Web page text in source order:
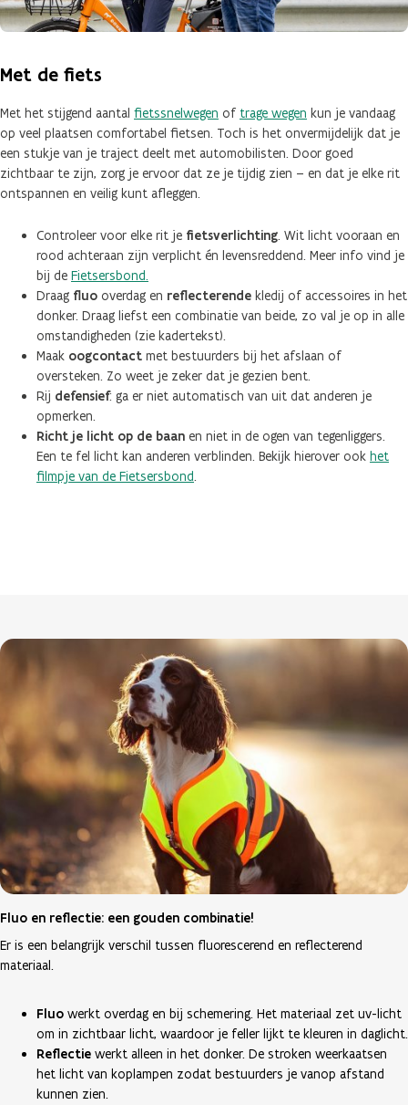
Met de fiets
Met het stijgend aantal fietssnelwegen of trage wegen kun je vandaag
op veel plaatsen comfortabel fietsen. Toch is het onvermijdelijk dat je
een stukje van je traject deelt met automobilisten. Door goed
zichtbaar te zijn, zorg je ervoor dat ze je tijdig zien – en dat je elke rit
ontspannen en veilig kunt afleggen.
Controleer voor elke rit je fietsverlichting. Wit licht vooraan en
rood achteraan zijn verplicht én levensreddend. Meer info vind je
bij de Fietsersbond.
Draag fluo overdag en reflecterende kledij of accessoires in het
donker. Draag liefst een combinatie van beide, zo val je op in alle
omstandigheden (zie kadertekst).
Maak oogcontact met bestuurders bij het afslaan of
oversteken. Zo weet je zeker dat je gezien bent.
Rij defensief: ga er niet automatisch van uit dat anderen je
opmerken.
Richt je licht op de baan en niet in de ogen van tegenliggers.
Een te fel licht kan anderen verblinden. Bekijk hierover ook het
filmpje van de Fietsersbond.
Fluo en reflectie: een gouden combinatie!
Er is een belangrijk verschil tussen fluorescerend en reflecterend
materiaal.
Fluo werkt overdag en bij schemering. Het materiaal zet uv-licht
om in zichtbaar licht, waardoor je feller lijkt te kleuren in daglicht.
Reflectie werkt alleen in het donker. De stroken weerkaatsen
het licht van koplampen zodat bestuurders je vanop afstand
kunnen zien.